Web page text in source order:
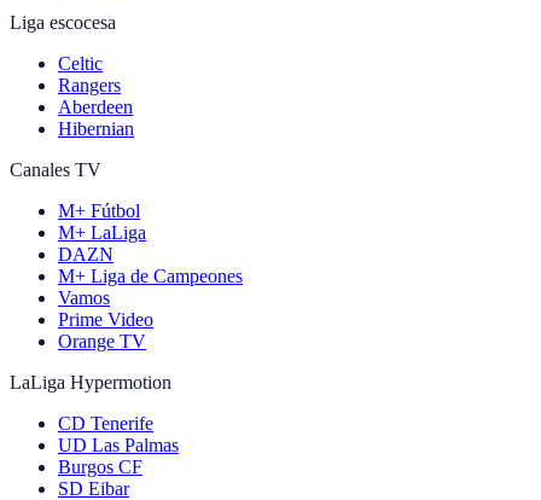
Liga escocesa
Celtic
Rangers
Aberdeen
Hibernian
Canales TV
M+ Fútbol
M+ LaLiga
DAZN
M+ Liga de Campeones
Vamos
Prime Video
Orange TV
LaLiga Hypermotion
CD Tenerife
UD Las Palmas
Burgos CF
SD Eibar